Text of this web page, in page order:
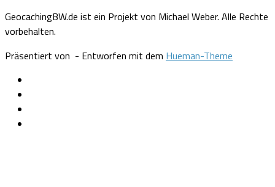
GeocachingBW.de ist ein Projekt von Michael Weber. Alle Rechte
vorbehalten.
Präsentiert von - Entworfen mit dem Hueman-Theme